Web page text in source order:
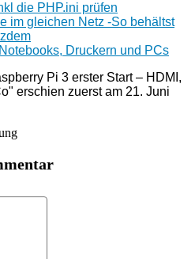
die PHP.ini prüfen
im gleichen Netz -So behältst
Druckern und PCs
Pi 3 erster Start – HDMI,
erschien zuerst am 21. Juni